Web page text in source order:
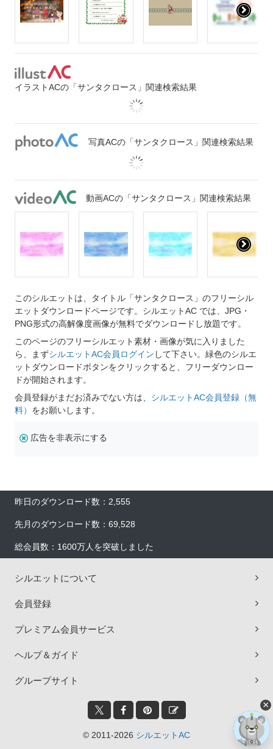
イラストACの「サンタクロース」関連検索結果
写真ACの「サンタクロース」関連検索結果
動画ACの「サンタクロース」関連検索結果
このシルエットは、タイトル「サンタクロース」のフリーシル
エットダウンロードページです。シルエットAC では、JPG・
PNG形式の高解像度画像が無料でダウンロードし放題です。
このページのフリーシルエット素材・画像が気に入りました
ら、まずシルエットAC会員ログイン して下さい。緑色のシルエ
ットダウンロードボタンをクリックすると、フリーダウンロー
ドが開始されます。
会員登録がまだお済みでない方は、 シルエットAC会員登録（無
料） をお願いします。
広告を非表示にする
昨日のダウンロード数：2,555
先月のダウンロード数：69,528
総会員数：1600万人を突破しました
シルエットについて
会員登録
プレミアム会員サービス
ヘルプ＆ガイド
グループサイト
© 2011-2026 シルエットAC
×